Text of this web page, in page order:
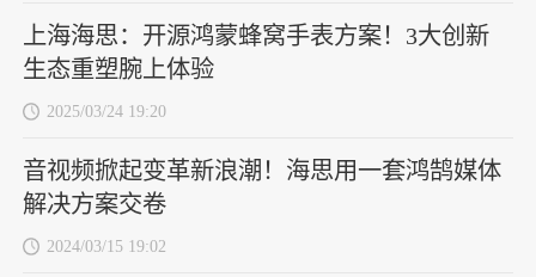
上海海思：开源鸿蒙蜂窝手表方案！3大创新
生态重塑腕上体验
2025/03/24 19:20
音视频掀起变革新浪潮！海思用一套鸿鹄媒体
解决方案交卷
2024/03/15 19:02